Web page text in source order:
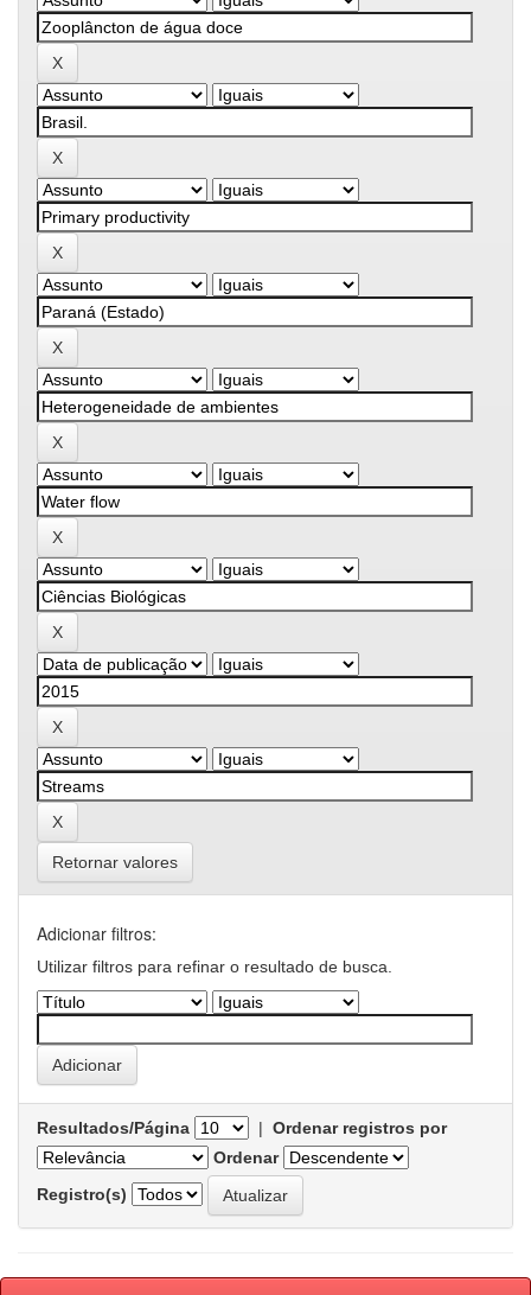
Retornar valores
Adicionar filtros:
Utilizar filtros para refinar o resultado de busca.
Resultados/Página | Ordenar registros por
Ordenar
Registro(s)